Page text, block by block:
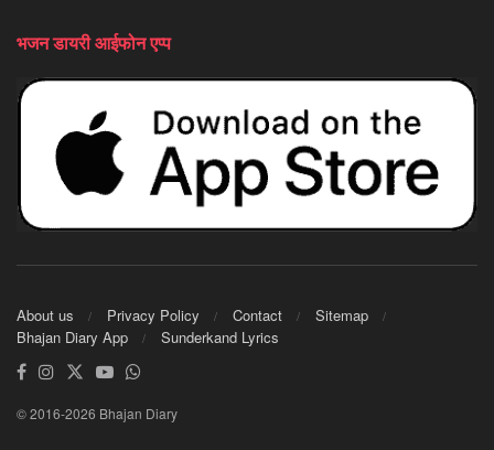
भजन डायरी आईफोन एप्प
About us Privacy Policy Contact
Sitemap
Bhajan Diary App
Sunderkand Lyrics
© 2016-2026 Bhajan Diary